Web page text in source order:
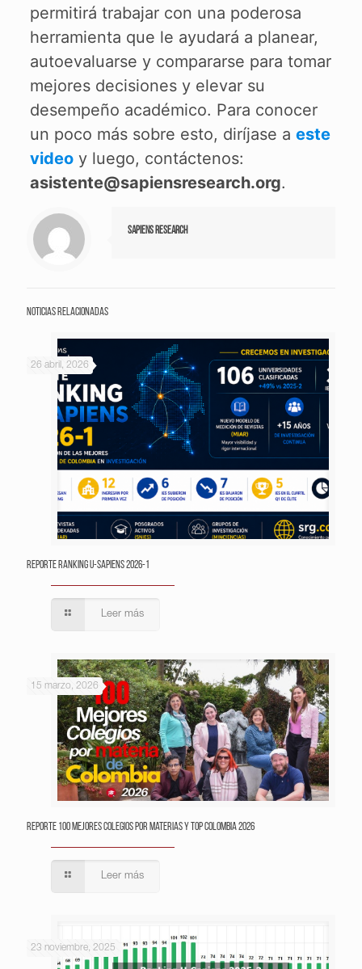
permitirá trabajar con una poderosa
herramienta que le ayudará a planear,
autoevaluarse y compararse para tomar
mejores decisiones y elevar su
desempeño académico. Para conocer
un poco más sobre esto, diríjase a este
videoy luego, contáctenos:
asistente@sapiensresearch.org.
Sapiens Research
Noticias relacionadas
26 abril, 2026
Reporte Ranking U-Sapiens 2026-1
Leer más
15 marzo, 2026
Reporte 100 Mejores Colegios por Materias y Top Colombia 2026
Leer más
23 noviembre, 2025